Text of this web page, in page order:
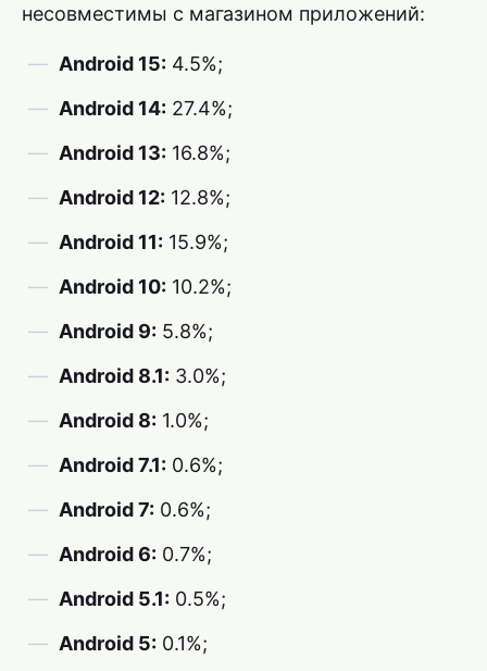
несовместимы с магазином приложений:
Android 15: 4.5%;
Android 14: 27.4%;
Android 13: 16.8%;
Android 12: 12.8%;
Android 11: 15.9%;
Android 10: 10.2%;
Android 9: 5.8%;
Android 8.1: 3.0%;
Android 8: 1.0%;
Android 7.1: 0.6%;
Android 7: 0.6%;
Android 6: 0.7%;
Android 5.1: 0.5%;
Android 5: 0.1%;